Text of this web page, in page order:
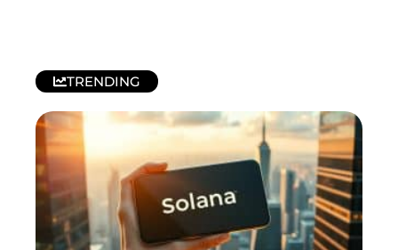
TRENDING